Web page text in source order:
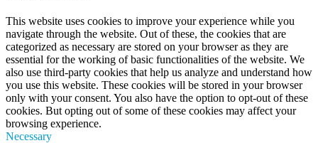
This website uses cookies to improve your experience while you
navigate through the website. Out of these, the cookies that are
categorized as necessary are stored on your browser as they are
essential for the working of basic functionalities of the website. We
also use third-party cookies that help us analyze and understand how
you use this website. These cookies will be stored in your browser
only with your consent. You also have the option to opt-out of these
cookies. But opting out of some of these cookies may affect your
browsing experience.
Necessary